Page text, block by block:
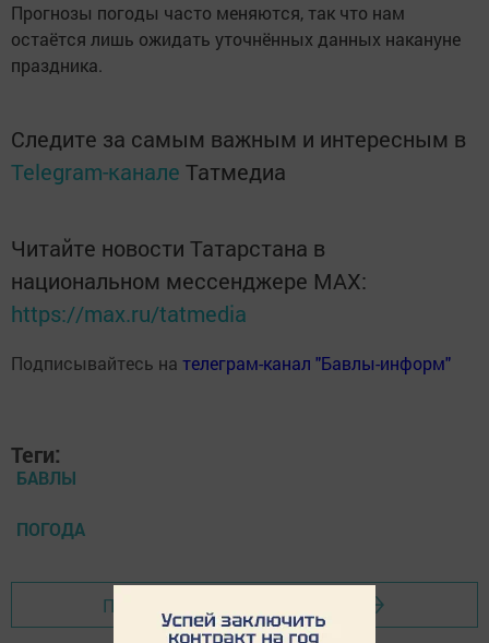
Прогнозы погоды часто меняются, так что нам
остаётся лишь ожидать уточнённых данных накануне
праздника.
Следите за самым важным и интересным в
Telegram-канале Татмедиа
Читайте новости Татарстана в
национальном мессенджере MАХ:
https://max.ru/tatmedia
Подписывайтесь на телеграм-канал "Бавлы-информ"
Теги:
БАВЛЫ
ПОГОДА
Перейти на страницу новости